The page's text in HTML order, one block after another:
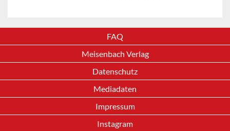
FAQ
Meisenbach Verlag
Datenschutz
Mediadaten
Impressum
Instagram